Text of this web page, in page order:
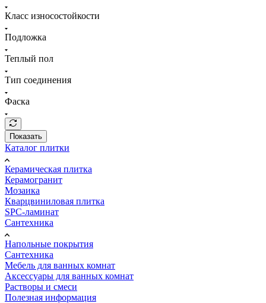
Класс износостойкости
Подложка
Теплый пол
Тип соединения
Фаска
Показать
Каталог плитки
Керамическая плитка
Керамогранит
Мозаика
Кварцвиниловая плитка
SPC-ламинат
Сантехника
Напольные покрытия
Сантехника
Мебель для ванных комнат
Аксессуары для ванных комнат
Растворы и смеси
Полезная информация